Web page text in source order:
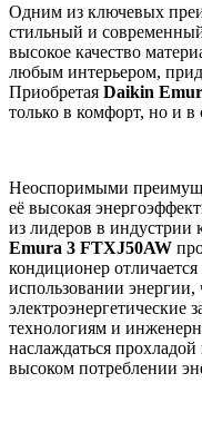
Одним из ключевых
стильный и
высокое качество
любым интерьером,
Приобретая Daikin
только в комфорт, но и
Неоспоримыми
её высокая
из лидеров в индустрии
Emura 3 FTXJ50AW
кондиционер
использовании
электроэнергетические
технологиям и
наслаждаться
высоком потреблении